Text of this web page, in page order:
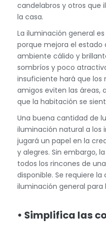
candelabros y otros que
la casa.
La iluminación general
porque mejora el estado
ambiente cálido y
sombríos y poco
insuficiente hará que los
amigos eviten las áreas,
que la habitación se
Una buena cantidad de
iluminación natural a los
jugará un papel en la
y alegres. Sin embargo,
todos los rincones de
disponible. Se requiere
iluminación general para
• Simplifica las